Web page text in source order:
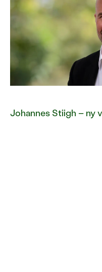
Johannes Stiigh – ny